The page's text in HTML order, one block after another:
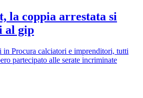
la coppia arrestata si
al gip
in Procura calciatori e imprenditori, tutti
partecipato alle serate incriminate